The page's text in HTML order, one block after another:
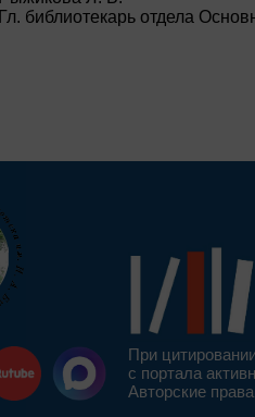
Гл. библиотекарь отдела
При
с портала
Авторские